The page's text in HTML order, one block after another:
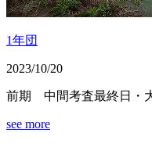
1年団
2023/10/20
前期 中間考査最終日・
see more